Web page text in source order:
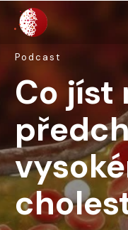
Podcast
Co jíst